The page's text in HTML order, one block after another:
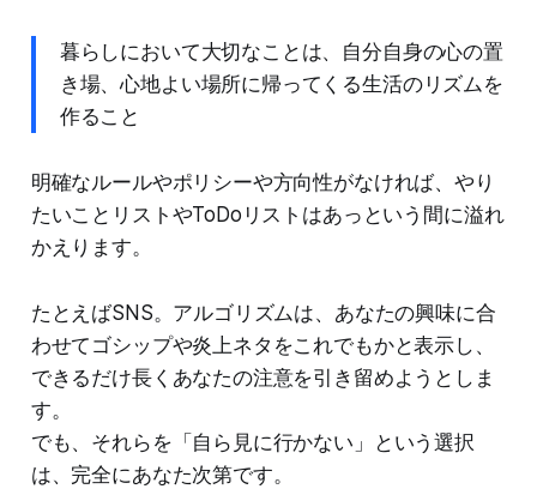
暮らしにおいて大切なことは、自分自身の心の置
き場、心地よい場所に帰ってくる生活のリズムを
作ること
明確なルールやポリシーや方向性がなければ、やり
たいことリストやToDoリストはあっという間に溢れ
かえります。
たとえばSNS。アルゴリズムは、あなたの興味に合
わせてゴシップや炎上ネタをこれでもかと表示し、
できるだけ長くあなたの注意を引き留めようとしま
す。
でも、それらを「自ら見に行かない」という選択
は、完全にあなた次第です。